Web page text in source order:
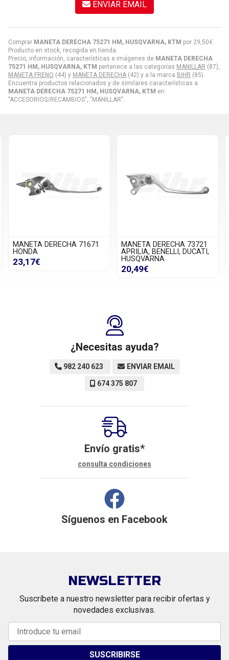
Comprar MANETA DERECHA 75271 HM, HUSQVARNA, KTM por 29,50€
Producto en stock, recogida en tienda.
Precio, información, características e imágenes de MANETA DERECHA
75271 HM, HUSQVARNA, KTM pertenece a las categorías MANILLAR (87),
MANETA FRENO (44) y MANETA DERECHA (42) y a la marca BIHR (85).
Encuentra productos relacionados y de similares características a
MANETA DERECHA 75271 HM, HUSQVARNA, KTM en
"ACCESORIOS/RECAMBIOS", "MANILLAR".
ENVIAR EMAIL
MANETA DERECHA 71671
HONDA
23,17€
MANETA DERECHA 73721
APRILIA, BENELLI, DUCATI,
HUSQVARNA
20,49€
¿Necesitas ayuda?
982 240 623 ENVIAR EMAIL
674 375 807
Envío gratis*
consulta condiciones
Síguenos en Facebook
NEWSLETTER
Suscríbete a nuestro newsletter para recibir ofertas y
novedades exclusivas.
SUSCRIBIRSE